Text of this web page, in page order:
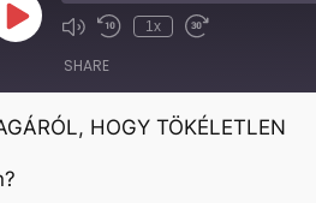
Play
Episode Mute/Unmute
Rewind
1x
Fast
SHARE
HOGY TÖKÉLETLEN